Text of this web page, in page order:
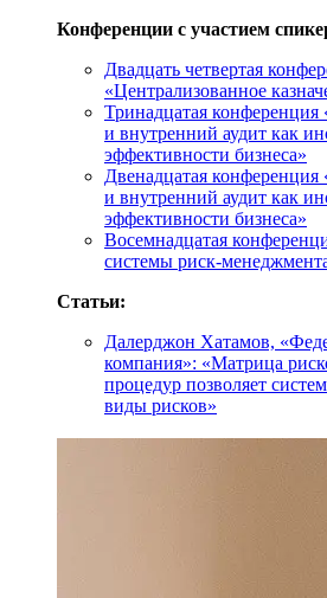
Конференции с участием
Двадцать четвертая
«Централизованное
Тринадцатая
и внутренний аудит как
эффективности бизнеса»
Двенадцатая
и внутренний аудит как
эффективности бизнеса»
Восемнадцатая
системы риск-
Статьи:
Далерджон Хатамов,
компания»: «Матрица
процедур позволяет
виды рисков»